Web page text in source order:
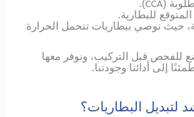
(
CCA
).
للبطارية.
حيث نوصي ببطاريات تتحمل الحرارة
للفحص قبل التركيب، ونوفر معها
إلى أدائنا وجودتنا.
لتبديل البطاريات؟